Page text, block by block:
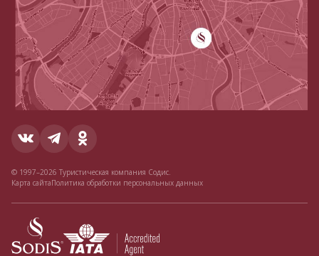
© 1997–2026 Туристическая компания Содис.
Карта сайтаПолитика обработки персональных данных